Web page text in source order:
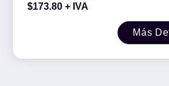
45kg, C/Inclinación de 15
$173.80 + IVA
Más